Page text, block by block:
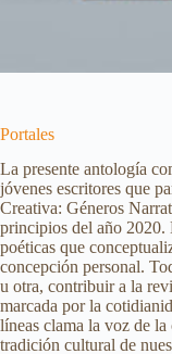
Portales
La presente antología
jóvenes escritores que
Creativa: Géneros
principios del año 2020.
poéticas que
concepción personal.
u otra, contribuir a la
marcada por la
líneas clama la voz de
tradición cultural de